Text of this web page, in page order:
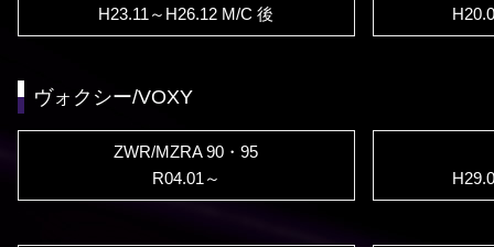
H23.11～H26.12 M/C 後
ヴォクシー/VOXY
ZWR/MZRA 90・95
R04.01～